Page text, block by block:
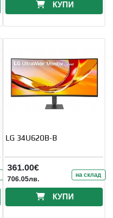
КУПИ
LG 34U620B-B
361.00€
706.05лв. на склад
КУПИ